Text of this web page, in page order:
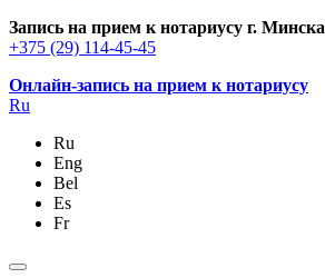
Запись на прием к нотариусу г. Минска
+375 (29) 114-45-45
Онлайн-запись на прием к нотариусу
Ru
Ru
Eng
Bel
Es
Fr